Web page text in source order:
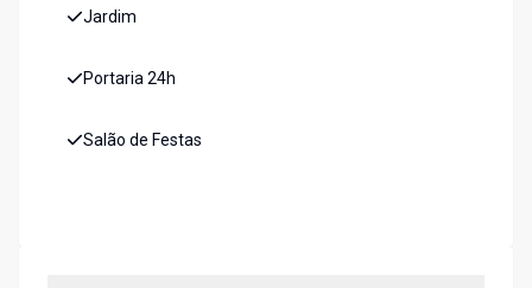
Jardim
Portaria 24h
Salão de Festas